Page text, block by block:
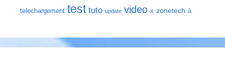
telechargement test tuto update video x zonetech à